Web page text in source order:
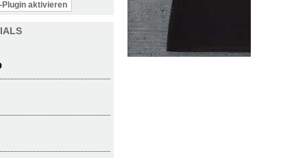
Plugin aktivieren